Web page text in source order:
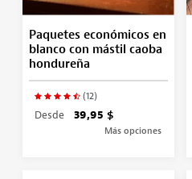
Paquetes económicos en
blanco con mástil caoba
hondureña
(12)
Desde 39,95 $
Más opciones